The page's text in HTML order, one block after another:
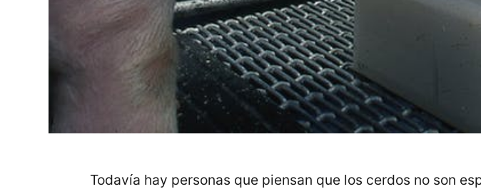
Todavía hay personas que piensan que los cerdos no son